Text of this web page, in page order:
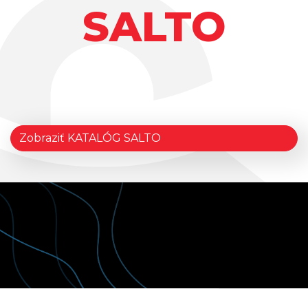
SALTO
Zobraziť KATALÓG SALTO